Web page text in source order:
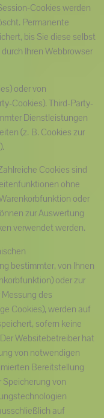
Cookies werden
Permanente
bis Sie diese selbst
Ihren Webbrowser
oder von
Cookies). Third-Party-
Dienstleistungen
(z. B. Cookies zur
Cookies sind
ohne
oder
zur Auswertung
verwendet werden.
bestimmter, von Ihnen
oder zur
des
Cookies), werden auf
sofern keine
Websitebetreiber hat
von notwendigen
Bereitstellung
Speicherung von
auf